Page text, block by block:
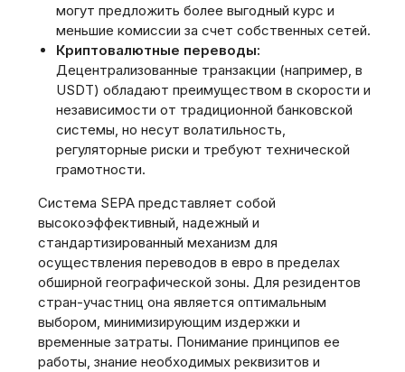
могут предложить более выгодный курс и
меньшие комиссии за счет собственных сетей.
Криптовалютные переводы:
Децентрализованные транзакции (например‚ в
USDT) обладают преимуществом в скорости и
независимости от традиционной банковской
системы‚ но несут волатильность‚
регуляторные риски и требуют технической
грамотности.
Система SEPA представляет собой
высокоэффективный‚ надежный и
стандартизированный механизм для
осуществления переводов в евро в пределах
обширной географической зоны. Для резидентов
стран-участниц она является оптимальным
выбором‚ минимизирующим издержки и
временные затраты. Понимание принципов ее
работы‚ знание необходимых реквизитов и